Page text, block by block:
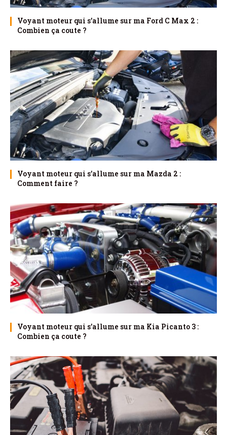
Voyant moteur qui s’allume sur ma Ford C Max 2 :
Combien ça coute ?
Voyant moteur qui s’allume sur ma Mazda 2 :
Comment faire ?
Voyant moteur qui s’allume sur ma Kia Picanto 3 :
Combien ça coute ?